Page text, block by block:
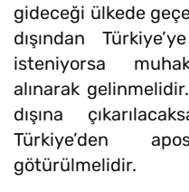
gideceği ülkede
dışından
isteniyorsa
alınarak
dışına
Türkiye’den
götürülmelidir.